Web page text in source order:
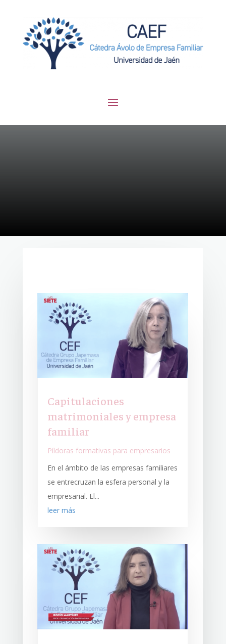
Capitulaciones
matrimoniales y empresa
familiar
Píldoras formativas para empresarios
En el ámbito de las empresas familiares
se entrecruzan la esfera personal y la
empresarial. El...
leer más